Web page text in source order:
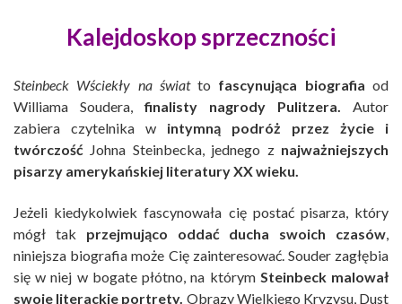
Kalejdoskop sprzeczności
Steinbeck Wściekły na światto fascynująca biografia od
Williama Soudera,
finalisty nagrody Pulitzera.
Autor
zabiera czytelnika w intymną podróż przez życie i
twórczość Johna Steinbecka, jednego z najważniejszych
pisarzy amerykańskiej literatury XX wieku.
Jeżeli kiedykolwiek fascynowała cię postać pisarza, który
mógł tak przejmująco oddać ducha swoich czasów
niniejsza biografia może Cię zainteresować. Souder zagłębia
się w niej w bogate płótno, na którym Steinbeck malował
swoje literackie portrety. Obrazy Wielkiego Kryzysu, Dust